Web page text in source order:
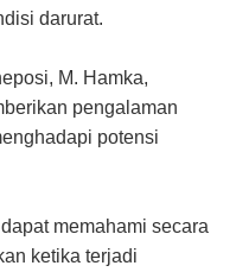
darurat.
M. Hamka,
pengalaman
potensi
memahami secara
ketika terjadi